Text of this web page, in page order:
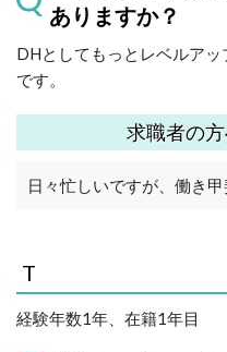
ありますか？
DHとしてもっとレベルア
です。
求職者の
日々忙しいですが、働き
T
経験年数1年、在籍1年目